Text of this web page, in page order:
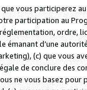
vous participerez
participation au
ordre,
émanant d’une
(c) que vous
de conclure des
ne vous basez